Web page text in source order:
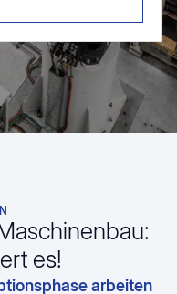
es!
arbeiten